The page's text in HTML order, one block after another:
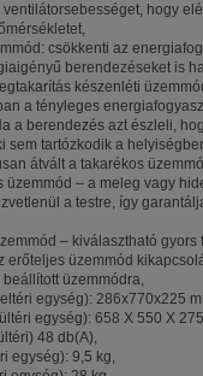
hogy
csökkenti az
berendezéseket is
készenléti
a tényleges
a berendezés azt észleli,
sem tartózkodik a
átvált a takarékos
üzemmód – a meleg vagy
a testre, így
– kiválasztható gyors
erőteljes üzemmód
üzemmódra,
egység): 286x770x225
egység): 658 X 550 X
48 db(A),
egység): 9,5 kg,